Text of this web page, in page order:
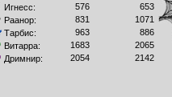
Игнесс:
576
653
Раанор:
831
1071
Тарбис:
963
886
Витарра:
1683
2065
Дримнир:
2054 2142